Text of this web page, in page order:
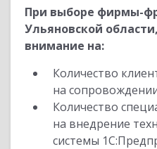
При выборе фирмы-
Ульяновской
внимание на:
Количество
на
Количество
на внедрение
системы